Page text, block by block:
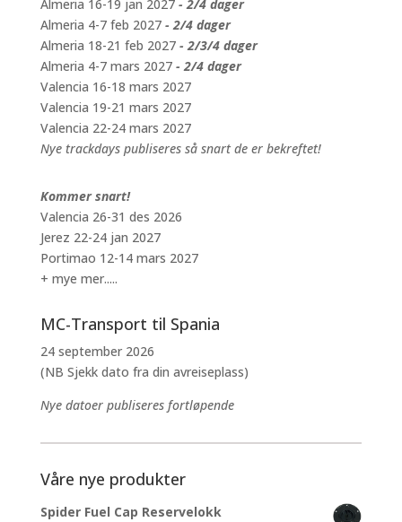
Almeria 16-19 jan 2027 - 2/4 dager
Almeria 4-7 feb 2027 - 2/4 dager
Almeria 18-21 feb 2027 - 2/3/4 dager
Almeria 4-7 mars 2027 - 2/4 dager
Valencia 16-18 mars 2027
Valencia 19-21 mars 2027
Valencia 22-24 mars 2027
Nye trackdays publiseres så snart de er bekreftet!
Kommer snart!
Valencia 26-31 des 2026
Jerez 22-24 jan 2027
Portimao 12-14 mars 2027
+ mye mer.....
MC-Transport til Spania
24 september 2026
(NB Sjekk dato fra din avreiseplass)
Nye datoer publiseres fortløpende
Våre nye produkter
Spider Fuel Cap Reservelokk